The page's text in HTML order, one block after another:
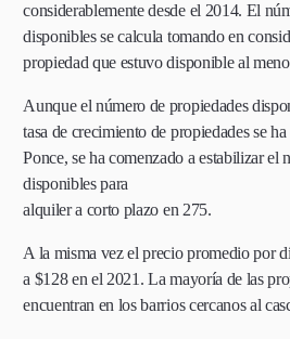
considerablemente desde el 2014. El
disponibles se calcula tomando en
propiedad que estuvo disponible al
Aunque el número de propiedades
tasa de crecimiento de propiedades se
Ponce, se ha comenzado a estabilizar el
disponibles para
alquiler a corto plazo en 275.
A la misma vez el precio promedio por
a $128 en el 2021. La mayoría de las
encuentran en los barrios cercanos al